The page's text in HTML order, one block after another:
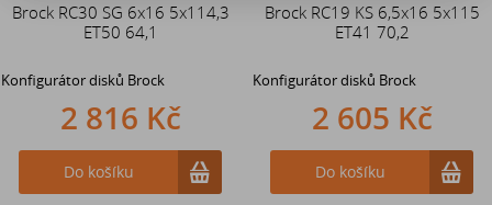
Brock RC30 SG 6x16 5x114,3
ET50 64,1
Konfigurátor disků Brock
2 816 Kč
Do košíku
Brock RC19 KS 6,5x16 5x115
ET41 70,2
Konfigurátor disků Brock
2 605 Kč
Do košíku